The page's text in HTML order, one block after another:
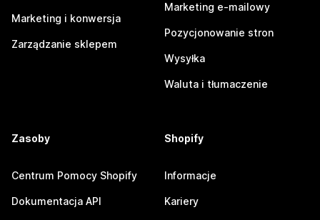
Marketing i konwersja
Zarządzanie sklepem
Marketing e-mailowy
Pozycjonowanie stron
Wysyłka
Waluta i tłumaczenie
Zasoby
Centrum Pomocy Shopify
Dokumentacja API
Shopify
Informacje
Kariery